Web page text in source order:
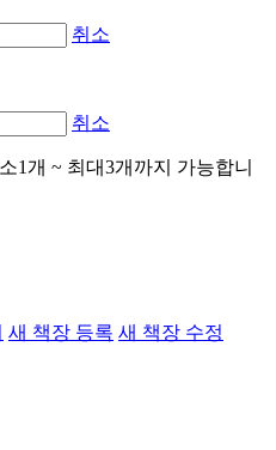
취소
취소
1개 ~ 최대3개까지 가능합니
새 책장 등록 새 책장 수정